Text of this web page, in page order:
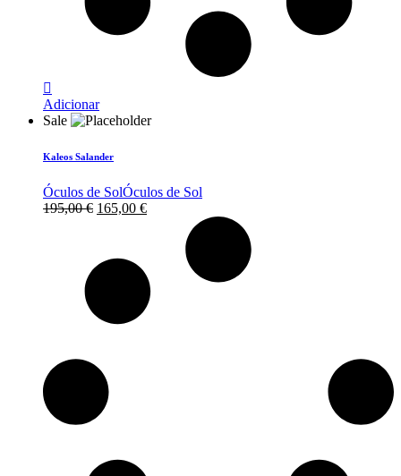
Adicionar
Sale
Kaleos Salander
Óculos de SolÓculos de Sol
195,00€ O
era:
195,00 €.
165,00 €O
165,00 €.